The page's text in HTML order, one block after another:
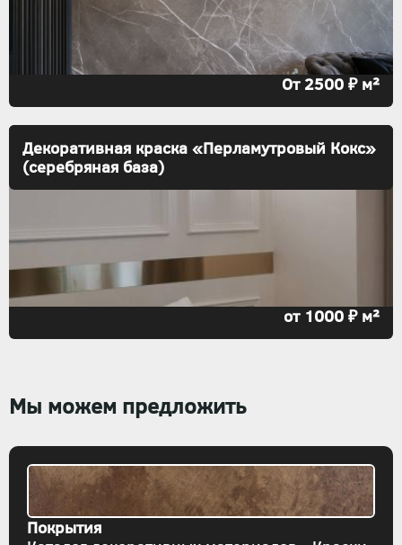
От 2500 ₽ м²
Декоративная краска «Перламутровый Кокс»
(серебряная база)
от 1000 ₽ м²
Мы можем предложить
Покрытия